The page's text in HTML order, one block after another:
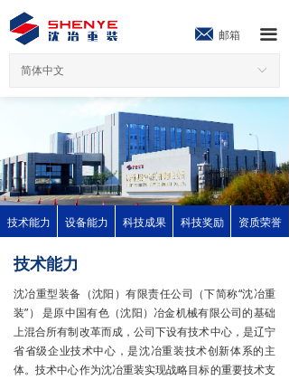
끀
ꀅ
简体中文
邮箱
技术能力 设备能力 科技成果 科技奖励 资质荣誉
技术能力
沈冶重型装备（沈阳）有限责任公司（下简称“沈冶重
装”） 是原中国有色（沈阳）冶金机械有限公司的基础
上混合所有制改革而成，公司下设有技术中心，是辽宁
省省级企业技术中心，是沈冶重装技术创新体系的主
体。技术中心作为沈冶重装实现战略目标的重要技术支